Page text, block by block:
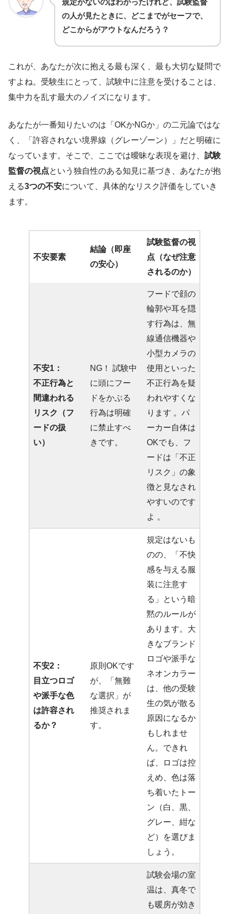
の人が見たときに、どこまでがセーフで、
どこからがアウトなんだろう？
これが、あなたが次に抱える最も深く、最も大切な疑問で
すよね。受験生にとって、試験中に注意を受けることは、
集中力を乱す最大のノイズになります。
あなたが一番知りたいのは「OKかNGか」の二元論ではな
く、「許容されない境界線（グレーゾーン）」だと明確に
なっています。そこで、ここでは曖昧な表現を避け、 試験
監督の視点という独自性のある知見に基づき、あなたが抱
える3つの不安について、具体的なリスク評価をしていき
ます。
不安要素
結論（即座
の安心）
試験監督の視
点（なぜ注意
されるのか）
不安1：
不正行為と
間違われる
リスク（フ
ードの扱
い）
NG！ 試験中
に頭にフー
ドをかぶる
行為は明確
に禁止すべ
きです。
フードで顔の
輪郭や耳を隠
す行為は、無
線通信機器や
小型カメラの
使用といった
不正行為を疑
われやすくな
ります 。パ
ーカー自体は
OKでも、フ
ードは「不正
リスク」の象
徴と見なされ
やすいのです
よ 。
不安2：
目立つロゴ
や派手な色
は許容され
るか？
原則OKです
が、「無難
な選択」が
推奨されま
す。
規定はないも
のの、「不快
感を与える服
装に注意す
る」という暗
黙のルールが
あります。大
きなブランド
ロゴや派手な
ネオンカラー
は、他の受験
生の気が散る
原因になるか
もしれませ
ん。できれ
ば、ロゴは控
えめ、色は落
ち着いたトー
ン（白、黒、
グレー、紺な
ど）を選びま
しょう。
試験会場の室
温は、真冬で
も暖房が効き